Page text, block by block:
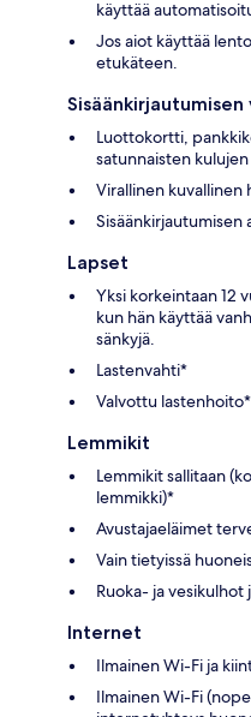
käyttää
Jos aiot käyttää
etukäteen.
Luottokortti,
satunnaisten
Virallinen kuvallinen
Sisäänkirjautumisen
Lapset
Yksi korkeintaan 12
kun hän käyttää
sänkyjä.
Lastenvahti*
Valvottu lastenhoito*
Lemmikit
Lemmikit sallitaan
lemmikki)*
Avustajaeläimet
Vain tietyissä
Ruoka- ja vesikulhot
Internet
Ilmainen Wi-Fi ja
Ilmainen Wi-Fi